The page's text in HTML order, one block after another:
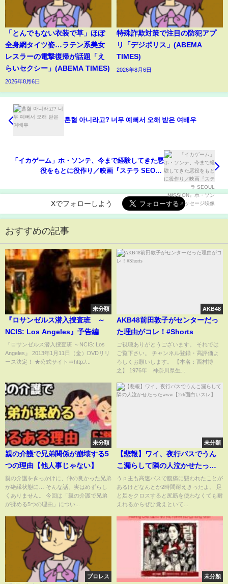
「とんでもない衣装で草」ほぼ
全身網タイツ姿…ラテン系美女
レスラーの電撃復帰が話題「え
らいセクシー」(ABEMA TIMES)
2026年8月6日
特殊詐欺対策で注目の防犯アプ
リ「デジポリス」(ABEMA
TIMES)
2026年8月6日
혼혈 아니라고? 너무 예뻐서 오해 받은 여배우
「イカゲーム」ホ・ソンテ、今まで経験してきた悪
役をもとに役作り／映画『ステラ SEOUL
Xでフォローしよう
おすすめの記事
未分類
『ロサンゼルス潜入捜査班 ～
NCIS: Los Angeles』予告編
『ロサンゼルス潜入捜査班 ～NCIS: Los
Angeles』 2013年1月11日（金）DVDリリ
ース決定！ ★公式サイト⇒http:/...
AKB48
AKB48前田敦子がセンターだっ
た理由がコレ！#Shorts
ご視聴ありがとうございます。 それでは
ご覧下さい。 チャンネル登録・高評価よ
ろしくお願いします。 【本名：西村博
之】 1976年 神奈川県生...
未分類
親の介護で兄弟関係が崩壊する5
つの理由【他人事じゃない】
親の介護をきっかけに、仲の良かった兄弟
が絶縁状態に… そんな話、実はめずらし
くありません。 今回は「親の介護で兄弟
が揉める5つの理由」につい...
未分類
【悲報】ワイ、夜行バスでうん
こ漏らして隣の人泣かせたった
www【2ch面白いスレ】
うｐ主も高速バスで腹痛に襲われたことが
あるけどなんとか2時間耐えきったよ。 足
と足をクロスすると尻筋を使わなくても耐
えれるからぜひ覚えといて...
プロレス 未分類